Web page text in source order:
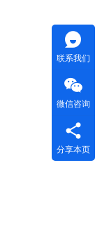
联系我们
微信咨询
分享本页